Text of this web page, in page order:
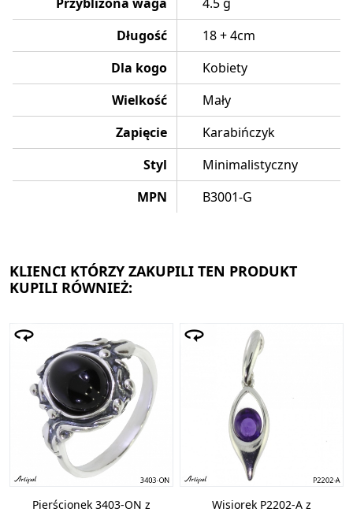
Długość
18 + 4cm
Dla kogo
Kobiety
Wielkość
Mały
Zapięcie
Karabińczyk
Styl
Minimalistyczny
MPN
B3001-G
KLIENCI KTÓRZY ZAKUPILI TEN PRODUKT
KUPILI RÓWNIEŻ:
Pierścionek 3403-ON z
Wisiorek P2202-A z